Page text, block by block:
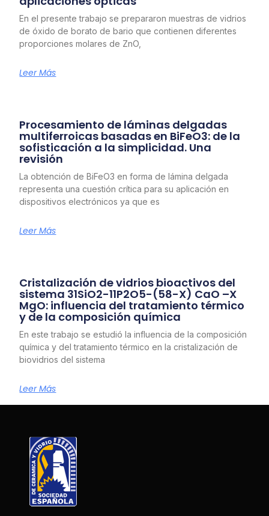
En el presente trabajo se prepararon muestras de vidrios
de óxido de borato de bario que contienen diferentes
proporciones molares de ZnO,
Leer Más
Procesamiento de láminas delgadas
multiferroicas basadas en BiFeO3: de la
sofisticación a la simplicidad. Una
revisión
La obtención de BiFeO3 en forma de lámina delgada
representa una cuestión crítica para su aplicación en
dispositivos electrónicos ya que es
Leer Más
Cristalización de vidrios bioactivos del
sistema 31SiO2-11P2O5-(58-X) CaO –X
MgO: influencia del tratamiento térmico
y de la composición química
En este trabajo se estudió la influencia de la composición
química y del tratamiento térmico en la cristalización de
biovidrios del sistema
Leer Más